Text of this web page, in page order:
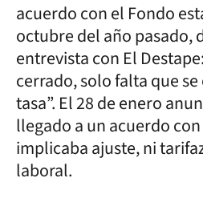
acuerdo con el Fondo
octubre del año pasado,
entrevista con El
cerrado, solo falta que
tasa”. El 28 de enero
llegado a un acuerdo
implicaba ajuste, ni
laboral.